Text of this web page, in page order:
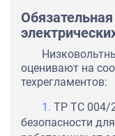
оценивают на
техрегламентов:
ТР ТС 004/
безопасности